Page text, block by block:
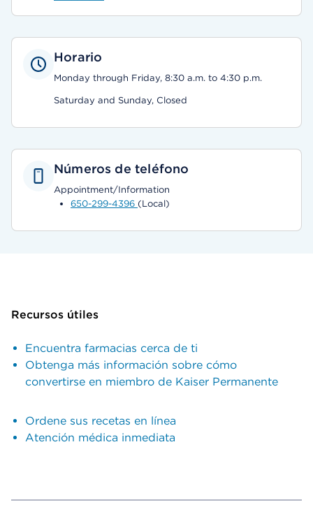
Horario
Monday through Friday, 8:30 a.m. to 4:30 p.m.
Saturday and Sunday, Closed
Números de teléfono
Appointment/Information
650-299-4396 (Local)
Recursos útiles
Encuentra farmacias cerca de ti
Obtenga más información sobre cómo
convertirse en miembro de Kaiser Permanente
Ordene sus recetas en línea
Atención médica inmediata